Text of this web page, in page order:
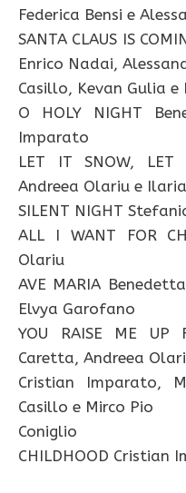
Federica Bensi e
SANTA CLAUS IS
Enrico Nadai,
Casillo, Kevan Gulia e
O HOLY NIGHT
Imparato
LET IT SNOW,
Andreea Olariu e
SILENT NIGHT
ALL I WANT FOR
Olariu
AVE MARIA
Elvya Garofano
YOU RAISE ME UP
Caretta, Andreea
Cristian Imparato,
Casillo e Mirco Pio
Coniglio
CHILDHOOD Cristian